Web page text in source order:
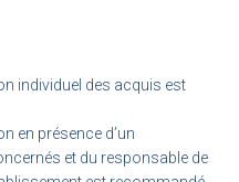
individuel des acquis est
en présence d’un
et du responsable de